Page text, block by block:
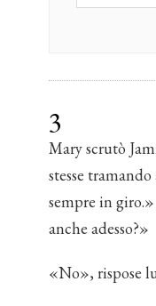
3
Mary scrutò
stesse
sempre in
anche adesso?»
«No», rispose